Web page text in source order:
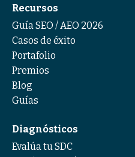
Recursos
Guía SEO / AEO 2026
Casos de éxito
Portafolio
Premios
Blog
Guías
Diagnósticos
Evalúa tu SDC